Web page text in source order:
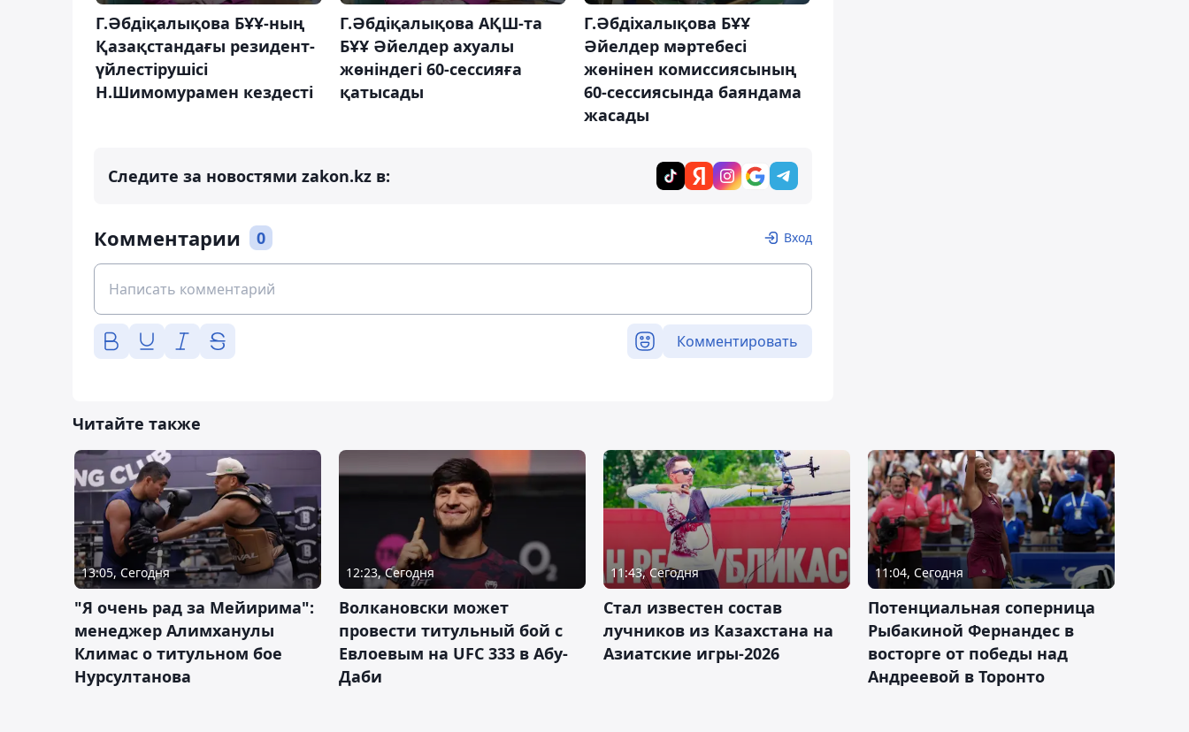
Г.Әбдіқалықова БҰҰ-ның
Қазақстандағы резидент-
үйлестірушісі
Н.Шимомурамен кездесті
Г.Әбдіқалықова АҚШ-та
БҰҰ Әйелдер ахуалы
жөніндегі 60-сессияға
қатысады
Г.Әбдіхалықова БҰҰ
Әйелдер мәртебесі
жөнінен комиссиясының
60-сессиясында баяндама
жасады
Следите за новостями zakon.kz в:
Комментарии 0 Вход
Комментировать
Читайте также
13:05, Сегодня
"Я очень рад за Мейирима":
менеджер Алимханулы
Климас о титульном бое
Нурсултанова
12:23, Сегодня
Волкановски может
провести титульный бой с
Евлоевым на UFC 333 в Абу-
Даби
11:43, Сегодня
Стал известен состав
лучников из Казахстана на
Азиатские игры-2026
11:04, Сегодня
Потенциальная соперница
Рыбакиной Фернандес в
восторге от победы над
Андреевой в Торонто